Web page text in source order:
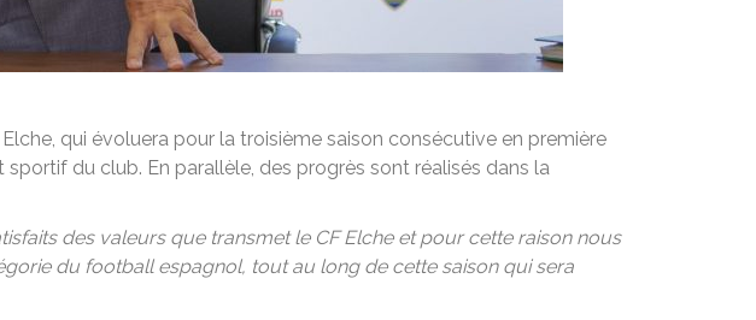
qui évoluera pour la troisième saison consécutive en première
du club. En parallèle, des progrès sont réalisés dans la
des valeurs que transmet le CF Elche et pour cette raison nous
du football espagnol, tout au long de cette saison qui sera